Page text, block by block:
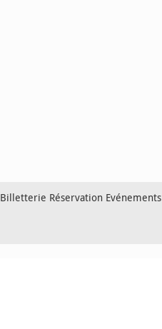
Billetterie Réservation Evénements